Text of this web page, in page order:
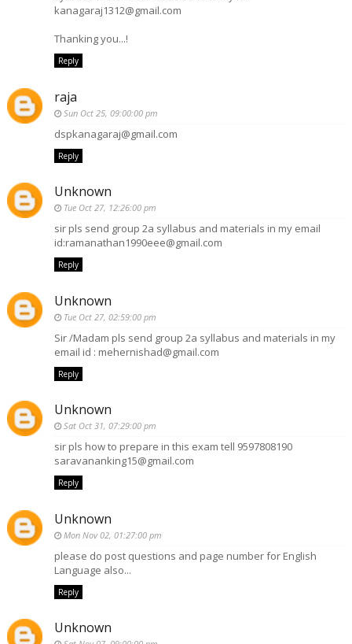
kanagaraj1312@gmail.com
Thanking you...!
Reply
raja
Sun Oct 25, 09:00:00 pm
dspkanagaraj@gmail.com
Reply
Unknown
Tue Oct 27, 12:26:00 pm
sir pls send group 2a syllabus and materials in my email
id:ramanathan1990eee@gmail.com
Reply
Unknown
Tue Oct 27, 02:59:00 pm
Sir /Madam pls send group 2a syllabus and materials in my
email id : mehernishad@gmail.com
Reply
Unknown
Sat Oct 31, 07:29:00 pm
sir pls how to prepare in this exam tell 9597808190
saravananking15@gmail.com
Reply
Unknown
Mon Nov 02, 01:27:00 pm
please do post questions and page number for English
Language also...
Reply
Unknown